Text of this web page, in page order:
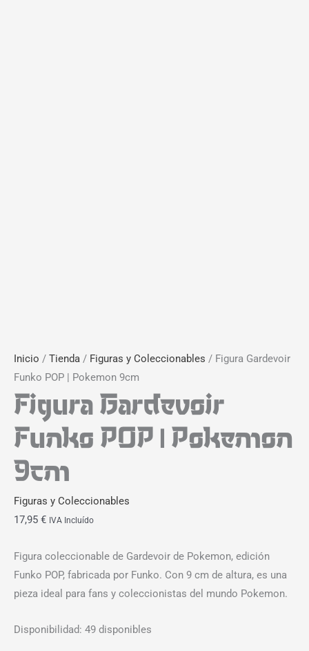
Inicio / Tienda / Figuras y Coleccionables / Figura Gardevoir
Funko POP | Pokemon 9cm
Figura Gardevoir
Funko POP | Pokemon
9cm
Figuras y Coleccionables
17,95 € IVA Incluído
Figura coleccionable de Gardevoir de Pokemon, edición
Funko POP, fabricada por Funko. Con 9 cm de altura, es una
pieza ideal para fans y coleccionistas del mundo Pokemon.
Disponibilidad: 49 disponibles